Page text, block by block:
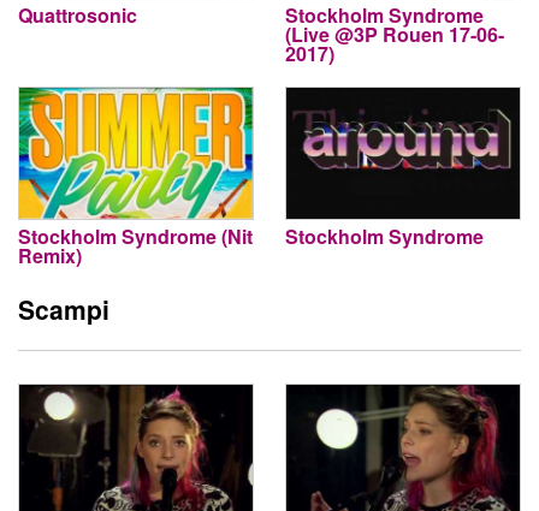
Quattrosonic Stockholm Syndrome
(Live @3P Rouen 17-06-
2017)
Stockholm Syndrome (Nit
Remix)
Stockholm Syndrome
Scampi